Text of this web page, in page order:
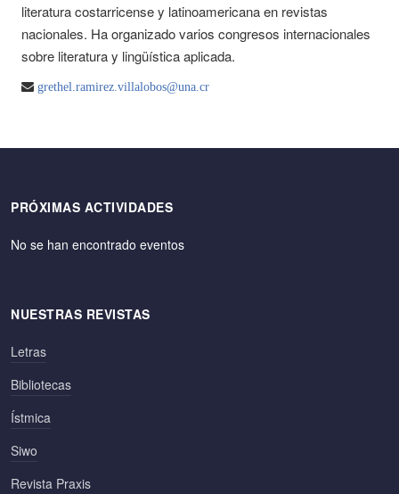
literatura costarricense y latinoamericana en revistas
nacionales. Ha organizado varios congresos internacionales
sobre literatura y lingüística aplicada.
grethel.ramirez.villalobos@una.cr
PRÓXIMAS ACTIVIDADES
No se han encontrado eventos
NUESTRAS REVISTAS
Letras
Bibliotecas
Ístmica
Siwo
Revista Praxis